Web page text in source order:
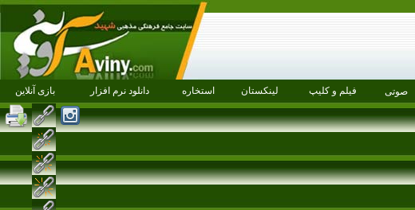
صوتی فیلم و کلیپ لینکستان استخاره دانلود نرم افزار بازی آنلاین